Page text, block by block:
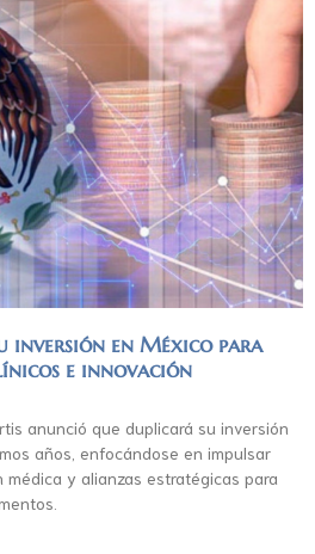
inversión en México para
e innovación
anunció que duplicará su inversión
años, enfocándose en impulsar
médica y alianzas estratégicas para